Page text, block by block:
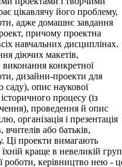
цікавлячу його проблему,
адже домашнє завдання
причому проектна
навчальних дисциплінах.
діючих макетів,
конкретної
дизайни-проекти для
саду), опис наукової
процесу (із
проведення й опис
організація і презентація
або батьків,
Ці проекти вимагають
краще в невеликій
роботи, керівництво нею -